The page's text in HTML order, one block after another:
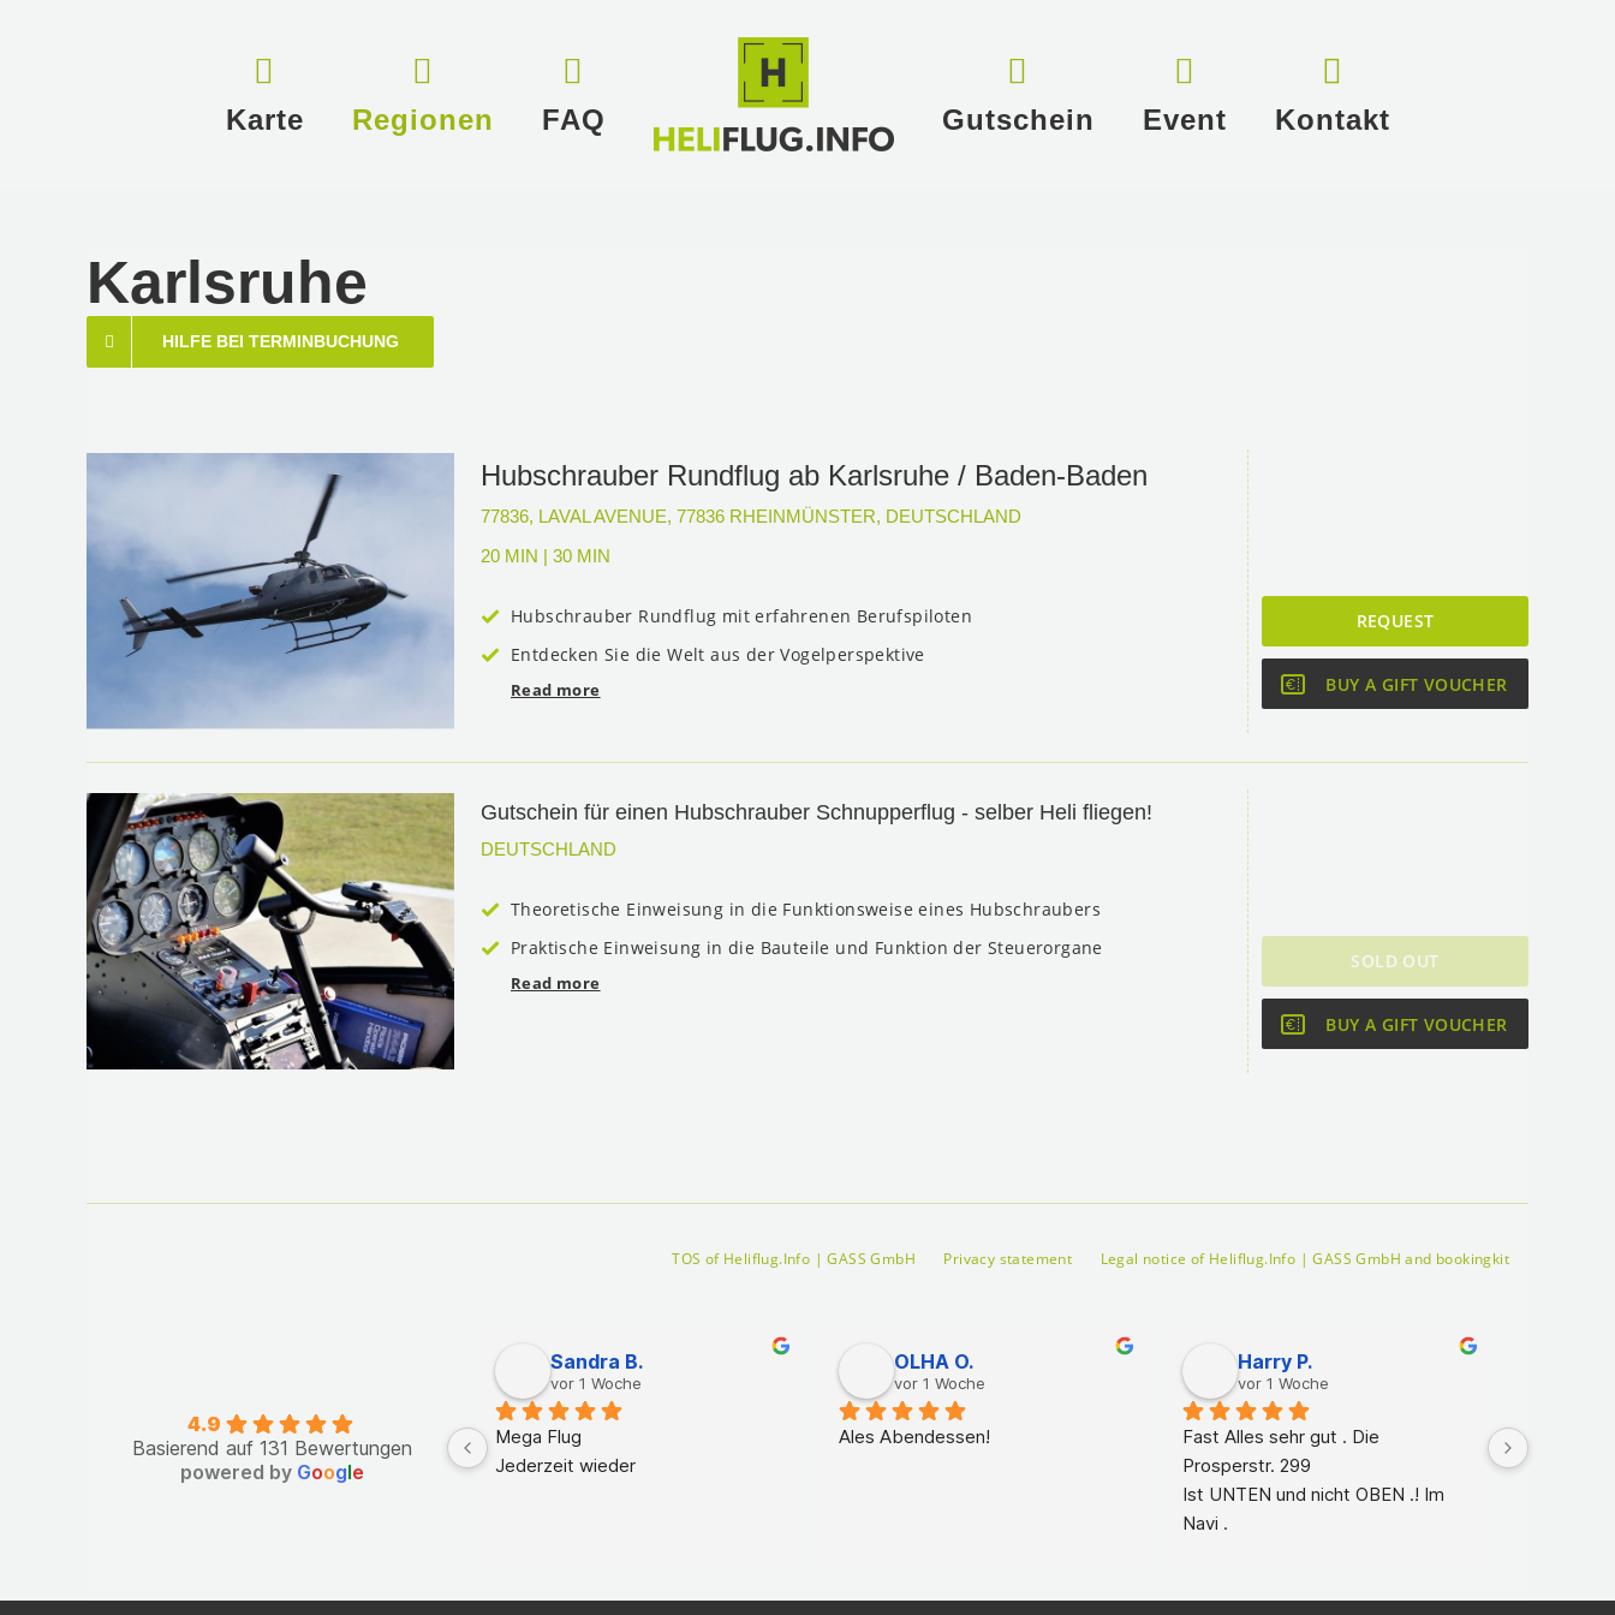
Karte Regionen FAQ Gutschein Event Kontakt
Karlsruhe
HILFE BEI TERMINBUCHUNG
Hubschrauber Rundflug ab Karlsruhe / Baden-Baden
77836, LAVAL AVENUE, 77836 RHEINMÜNSTER, DEUTSCHLAND
20 MIN | 30 MIN
Hubschrauber Rundflug mit erfahrenen Berufspiloten
Entdecken Sie die Welt aus der Vogelperspektive
Read more
REQUEST
BUY A GIFT VOUCHER
Gutschein für einen Hubschrauber Schnupperflug - selber Heli fliegen!
DEUTSCHLAND
Theoretische Einweisung in die Funktionsweise eines Hubschraubers
Praktische Einweisung in die Bauteile und Funktion der Steuerorgane
Read more
SOLD OUT
BUY A GIFT VOUCHER
TOS of Heliflug.Info | GASS GmbH Privacy statement Legal notice of Heliflug.Info | GASS GmbH and bookingkit
4.9
Basierend auf 131 Bewertungen
powered by Google
Sandra B.
vor 1 Woche
Mega Flug
Jederzeit wieder
OLHA O.
vor 1 Woche
Ales Abendessen!
Harry P.
vor 1 Woche
Fast Alles sehr gut . Die
Prosperstr. 299
Ist UNTEN und nicht OBEN .! Im
Navi .
Der Flug